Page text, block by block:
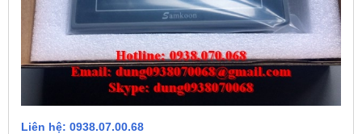
Liên hệ: 0938.07.00.68